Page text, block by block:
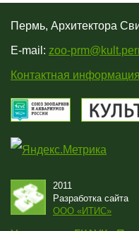
Пермь, Архитектора
E-mail: zoo-
Контактная информация
2011
Разработка сайта
OOO «ИТИС»